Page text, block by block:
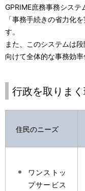
ー
シ
ョ
GPRIME庶務事務シス
「事務手続きの省力化
す。
また、このシステムは
向けて全体的な事務効率
行政を取りま
住民のニーズ
ワンストッ
プサービス